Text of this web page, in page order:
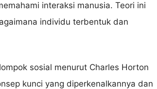
interaksi manusia. Teori ini
individu terbentuk dan
sosial menurut Charles Horton
kunci yang diperkenalkannya dan